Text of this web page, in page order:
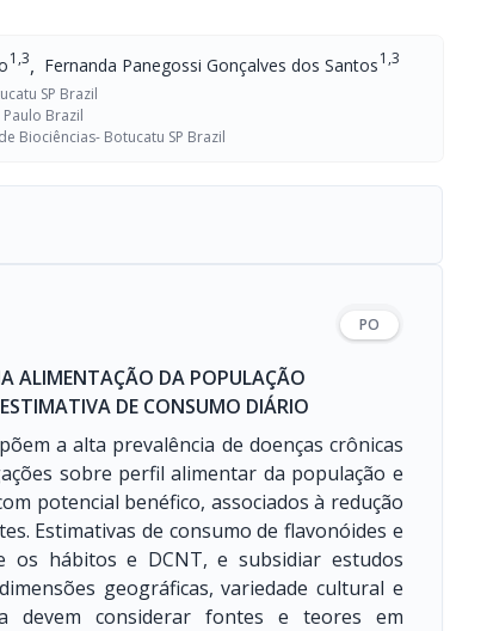
1,3, Fernanda Panegossi Gonçalves dos Santos1,3
SP Brazil
Brazil
Biociências- Botucatu SP Brazil
PO
ALIMENTAÇÃO DA POPULAÇÃO
DE CONSUMO DIÁRIO
a alta prevalência de doenças crônicas
sobre perfil alimentar da população e
potencial benéfico, associados à redução
Estimativas de consumo de flavonóides e
os hábitos e DCNT, e subsidiar estudos
geográficas, variedade cultural e
devem considerar fontes e teores em